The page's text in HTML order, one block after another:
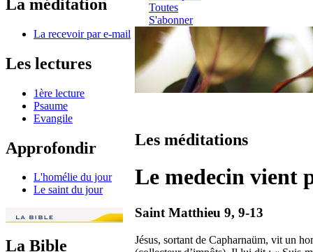
La méditation
La recevoir par e-mail
Les lectures
1ère lecture
Psaume
Evangile
Approfondir
L'homélie du jour
Le saint du jour
La Bible
Toutes
S'abonner
Les méditations
Le medecin vient
Saint Matthieu 9, 9-13
Jésus, sortant de Capharnaüm, vit un